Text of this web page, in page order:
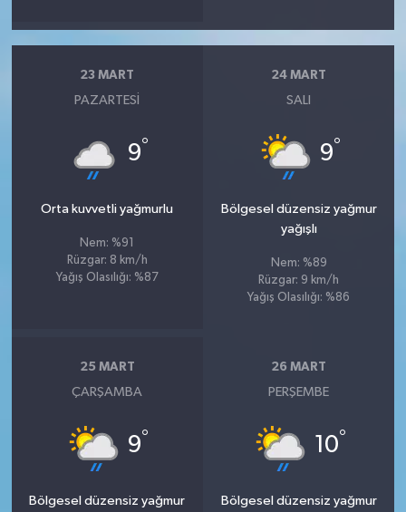
23 MART
PAZARTESI
9°
Orta kuvvetli yağmurlu
Nem: %91
Rüzgar: 8 km/h
Yağış Olasılığı: %87
24 MART
SALI
9°
Bölgesel düzensiz yağmur
yağışlı
Nem: %89
Rüzgar: 9 km/h
Yağış Olasılığı: %86
25 MART
ÇARŞAMBA
9°
Bölgesel düzensiz yağmur
26 MART
PERŞEMBE
10°
Bölgesel düzensiz yağmur